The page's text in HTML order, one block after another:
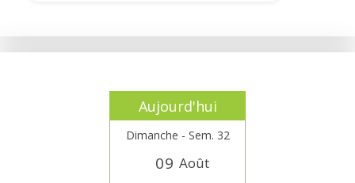
Aujourd'hui
Dimanche - Sem. 32
09 Août